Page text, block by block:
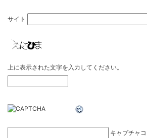
サイト
上に表示された文字を入力してください。
キャプチャ